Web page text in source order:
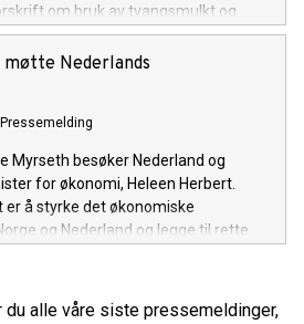
om bruk av tvangsmulkt og
brudd på havressurslova og
sanksjonsreglene i den nye
Nederlands
Pressemelding
Myrseth besøker Nederland og
for økonomi, Heleen Herbert.
å styrke det økonomiske
og Nederland og legge til rette
du alle våre siste pressemeldinger,